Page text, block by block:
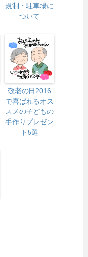
規制・駐車場に
ついて
敬老の日2016
で喜ばれるオス
スメの子どもの
手作りプレゼン
ト5選